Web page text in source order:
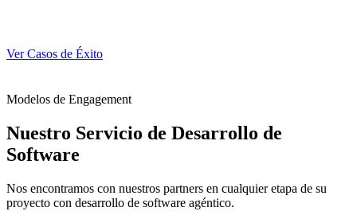
Ver Casos de Éxito
Modelos de Engagement
Nuestro Servicio de Desarrollo de
Software
Nos encontramos con nuestros partners en cualquier etapa de su
proyecto con desarrollo de software agéntico.